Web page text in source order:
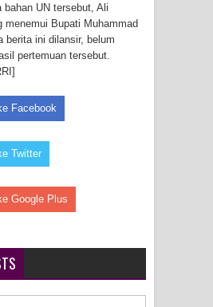
Sekda Jayawijaya Jadi
Kasus Korupsi Jalan
Artisans Take Center Stage
National Craft
TVRI Papua Barat Yanto
Masih Hilang
bahan UN tersebut, Ali
menemui Bupati Muhammad
berita ini dilansir, belum
pertemuan tersebut.
Facebook
Twitter
Google Plus